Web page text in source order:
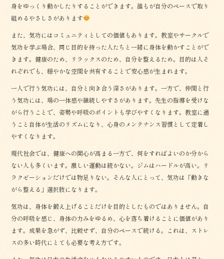
身をゆっくり動かしたりすることができます。誰もが自分のペースで取り
組めるやさしさがあります
また、気功にはコミュニティとしての価値もあります。教室やサークルで
気功を学ぶ場合、同じ目的を持った人たちと一緒に身体を動かすことがで
きます。健康のため、リラックスのため、自分を整えるため。目的は人そ
れぞれでも、穏やかな空間を共有することで安心感が生まれます。
一人で行う気功には、自分と向き合う深さがあります。一方で、仲間と行
う気功には、場の一体感や継続しやすさがあります。先生の指導を受けな
がら行うことで、姿勢や呼吸のポイントも学びやすくなります。教室に通
うこと自体が生活のリズムになり、心身のメンテナンス習慣として定着し
やすくなります。
現代社会では、健康への関心が高まる一方で、何をすればよいのか分から
ない人も多くいます。激しい運動は続かない。ジムはハードルが高い。リ
ラクゼーションだけでは物足りない。そんな人にとって、気功は「動きな
がら整える」選択肢になります。
気功は、身体を鍛え上げることだけを目的としたものではありません。自
分の呼吸を感じ、身体の力みをゆるめ、心を落ち着けることに価値があり
ます。成果を急がず、比較せず、自分のペースで続ける。これは、ストレ
スの多い時代にとても必要な考え方です。